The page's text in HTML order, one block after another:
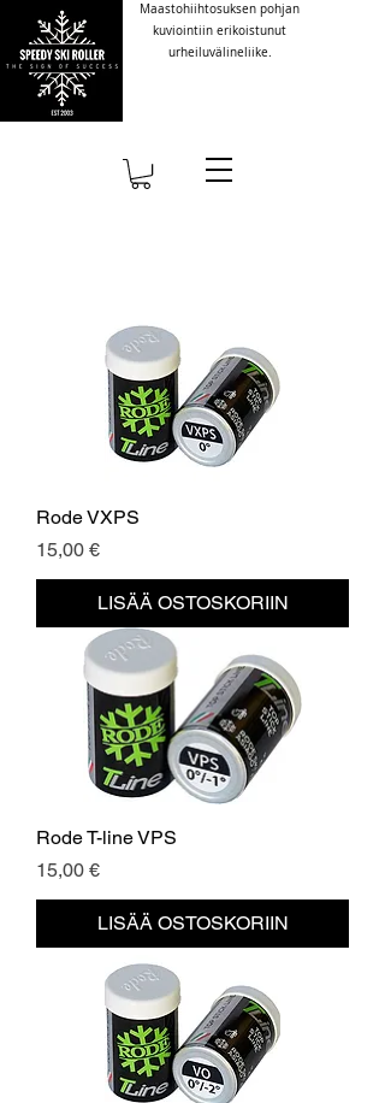
Maastohiihtosuksen pohjan
kuviointiin erikoistunut
urheiluvälineliike.
Rode VXPS
Hinta
15,00 €
LISÄÄ OSTOSKORIIN
Rode T-line VPS
Hinta
15,00 €
LISÄÄ OSTOSKORIIN